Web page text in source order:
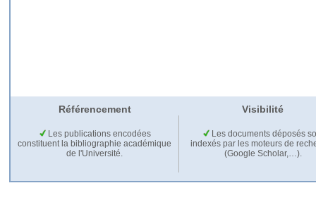
Référencement Visibilité
Les publications encodées
constituent la bibliographie académique
de l'Université.
Les documents déposés
indexés par les moteurs de
(Google Scholar,…).